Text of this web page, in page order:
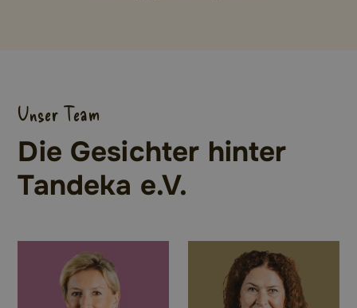
Unser Team
Die Gesichter hinter
Tandeka e.V.